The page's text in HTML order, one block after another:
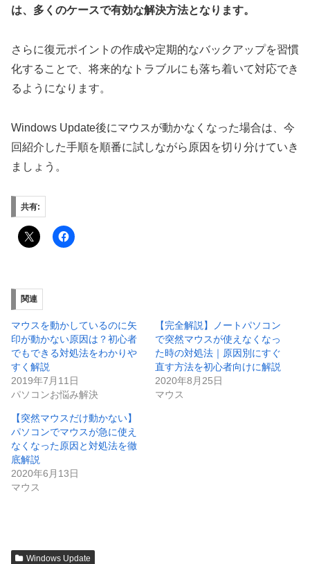
は、多くのケースで有効な解決方法となります。
さらに復元ポイントの作成や定期的なバックアップを習慣
化することで、将来的なトラブルにも落ち着いて対応でき
るようになります。
Windows Update後にマウスが動かなくなった場合は、今
回紹介した手順を順番に試しながら原因を切り分けていき
ましょう。
共有:
関連
マウスを動かしているのに矢
印が動かない原因は？初心者
でもできる対処法をわかりや
すく解説
2019年7月11日
パソコンお悩み解決
【完全解説】ノートパソコン
で突然マウスが使えなくなっ
た時の対処法｜原因別にすぐ
直す方法を初心者向けに解説
2020年8月25日
マウス
【突然マウスだけ動かない】
パソコンでマウスが急に使え
なくなった原因と対処法を徹
底解説
2020年6月13日
マウス
Windows Update